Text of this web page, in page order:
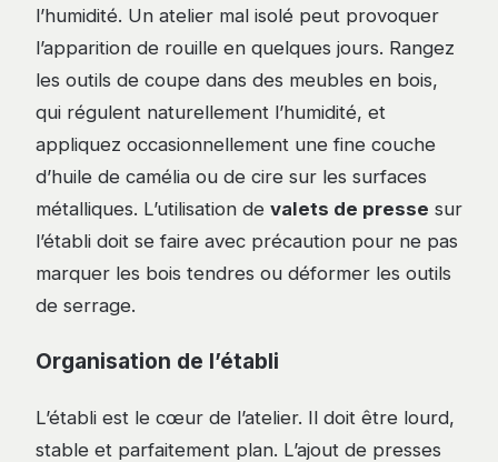
l’humidité. Un atelier mal isolé peut provoquer
l’apparition de rouille en quelques jours. Rangez
les outils de coupe dans des meubles en bois,
qui régulent naturellement l’humidité, et
appliquez occasionnellement une fine couche
d’huile de camélia ou de cire sur les surfaces
métalliques. L’utilisation de valets de presse sur
l’établi doit se faire avec précaution pour ne pas
marquer les bois tendres ou déformer les outils
de serrage.
Organisation de l’établi
L’établi est le cœur de l’atelier. Il doit être lourd,
stable et parfaitement plan. L’ajout de presses